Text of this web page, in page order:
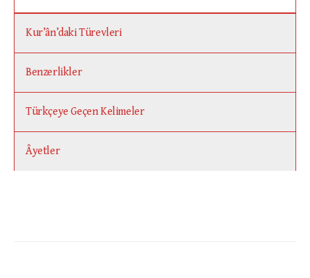
Kur’ân’daki Türevleri
Benzerlikler
Türkçeye Geçen Kelimeler
Âyetler